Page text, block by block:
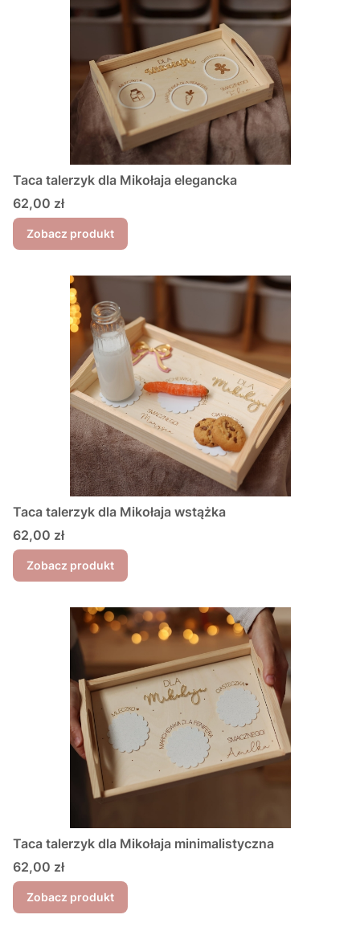
Taca talerzyk dla Mikołaja elegancka
Cena
62,00 zł
Zobacz produkt
Taca talerzyk dla Mikołaja wstążka
Cena
62,00 zł
Zobacz produkt
Taca talerzyk dla Mikołaja minimalistyczna
Cena
62,00 zł
Zobacz produkt